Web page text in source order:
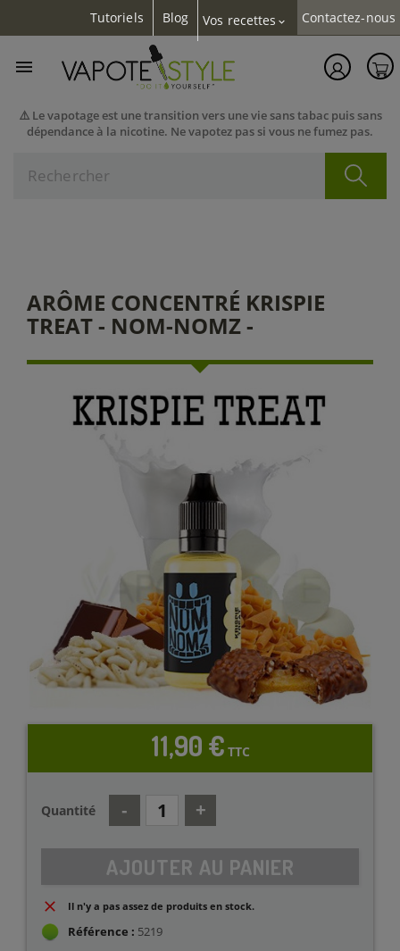
Tutoriels Blog Vos recettes expand_more Contactez-nous
⚠️ Le vapotage est une transition vers une vie sans tabac puis sans
dépendance à la nicotine. Ne vapotez pas si vous ne fumez pas.

ARÔME CONCENTRÉ KRISPIE
TREAT - NOM-NOMZ -
11,90 € TTC
Quantité
AJOUTER AU PANIER
Il n'y a pas assez de produits en stock.
Référence : 5219